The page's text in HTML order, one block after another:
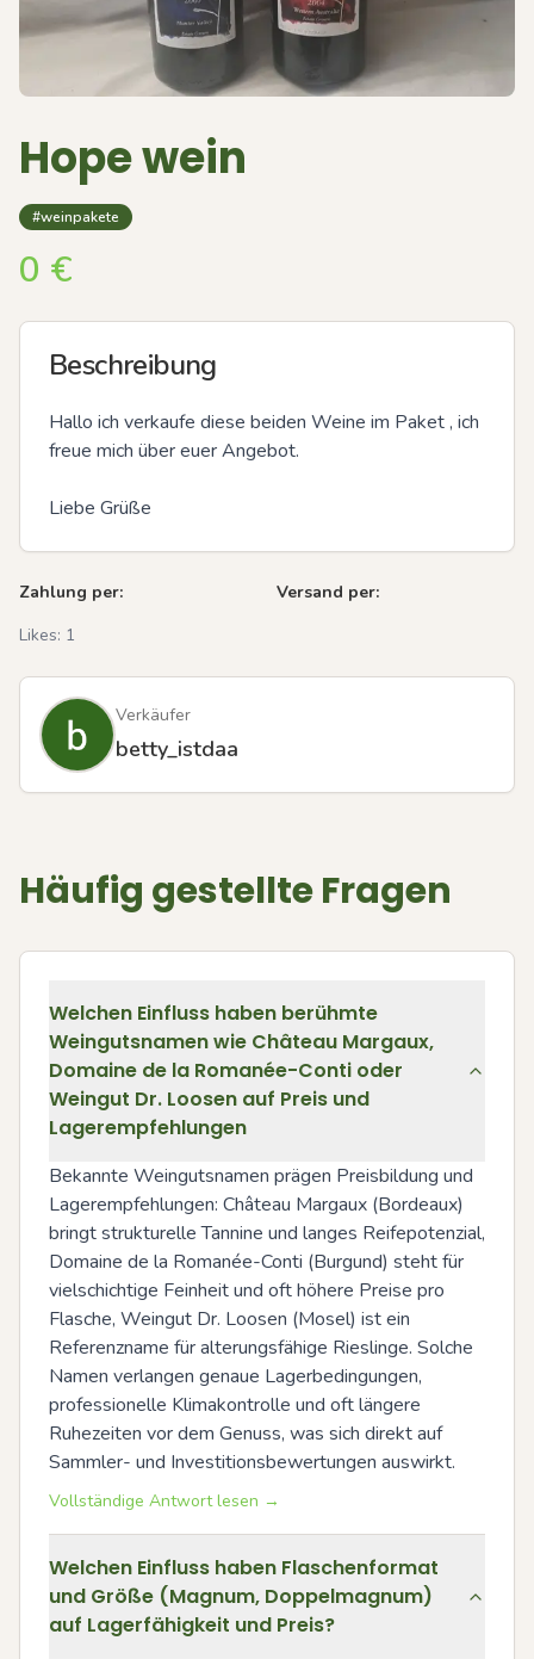
Hope wein
#weinpakete
0 €
Beschreibung
Hallo ich verkaufe diese beiden Weine im Paket , ich
freue mich über euer Angebot.
Liebe Grüße
Zahlung per:
Versand per:
Likes: 1
Verkäufer
betty_istdaa
Häufig gestellte Fragen
Welchen Einfluss haben berühmte
Weingutsnamen wie Château Margaux,
Domaine de la Romanée-Conti oder
Weingut Dr. Loosen auf Preis und
Lagerempfehlungen
Bekannte Weingutsnamen prägen Preisbildung und
Lagerempfehlungen: Château Margaux (Bordeaux)
bringt strukturelle Tannine und langes Reifepotenzial,
Domaine de la Romanée-Conti (Burgund) steht für
vielschichtige Feinheit und oft höhere Preise pro
Flasche, Weingut Dr. Loosen (Mosel) ist ein
Referenzname für alterungsfähige Rieslinge. Solche
Namen verlangen genaue Lagerbedingungen,
professionelle Klimakontrolle und oft längere
Ruhezeiten vor dem Genuss, was sich direkt auf
Sammler- und Investitionsbewertungen auswirkt.
Vollständige Antwort lesen →
Welchen Einfluss haben Flaschenformat
und Größe (Magnum, Doppelmagnum)
auf Lagerfähigkeit und Preis?